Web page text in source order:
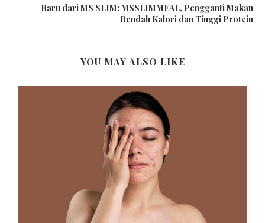
Baru dari MS SLIM: MSSLIMMEAL, Pengganti Makan
Rendah Kalori dan Tinggi Protein
YOU MAY ALSO LIKE